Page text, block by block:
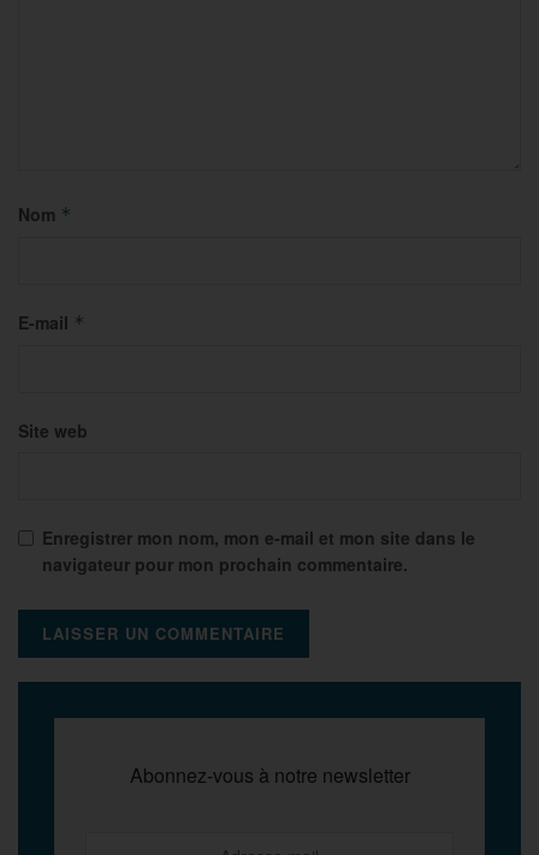
Nom *
E-mail *
Site web
Enregistrer mon nom, mon e-mail et mon site dans le
navigateur pour mon prochain commentaire.
Abonnez-vous à notre newsletter